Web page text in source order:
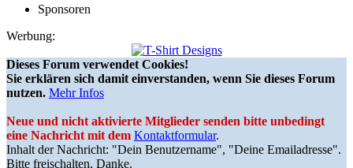
Sponsoren
Werbung:
Dieses Forum verwendet Cookies!
Sie erklären sich damit einverstanden, wenn Sie dieses Forum
nutzen. Mehr Infos
Neue und nicht aktivierte Mitglieder senden bitte unbedingt
eine Nachricht mit dem Kontaktformular.
Inhalt der Nachricht: "Dein Benutzername", "Deine Emailadresse".
Bitte freischalten, Danke.